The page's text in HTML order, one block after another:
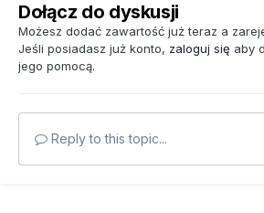
Dołącz do dyskusji
Możesz dodać zawartość już teraz a
Jeśli posiadasz już konto, zaloguj się aby
jego pomocą.
Reply to this topic...